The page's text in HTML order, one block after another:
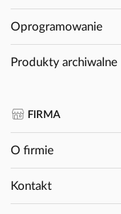
Oprogramowanie
Produkty archiwalne
FIRMA
O firmie
Kontakt